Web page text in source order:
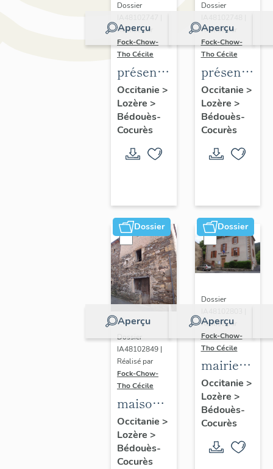
Aperçu
Dossier
Réalisé par
Fock-Chow-
Tho Cécile
présentation
de
l'ancienne
commune
Bédouès
Occitanie >
Lozère >
Bédouès-
Cocurès
Aperçu
Dossier
Réalisé par
Fock-Chow-
Tho Cécile
de
l'ancienne
commune
Cocurès
Occitanie >
Lozère >
Bédouès-
Cocurès
Dossier
Aperçu
Dossier
IA48102849 |
Réalisé par
Fock-Chow-
Tho Cécile
maison,
ancienne
forge
Occitanie >
Lozère >
Bédouès-
Cocurès
Dossier
Aperçu
Dossier
Réalisé par
Fock-Chow-
Tho Cécile
mairie
de
Bédouès,
école
Occitanie >
Lozère >
Bédouès-
Cocurès